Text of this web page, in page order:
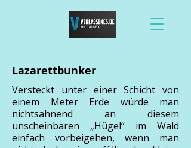
Lazarettbunker
Versteckt unter einer Schicht von
einem Meter Erde würde man
nichtsahnend an diesem
unscheinbaren „Hügel“ im Wald
einfach vorbeigehen, wenn man